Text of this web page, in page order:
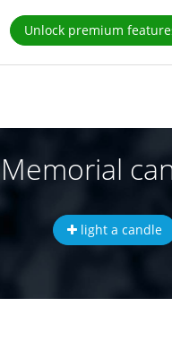
Unlock premium
Memorial
light a candle